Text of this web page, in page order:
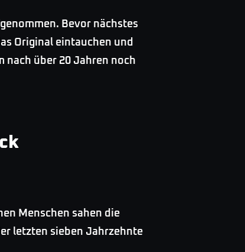
Bevor nächstes
Original eintauchen und
nach über 20 Jahren noch
Menschen sahen die
letzten sieben Jahrzehnte